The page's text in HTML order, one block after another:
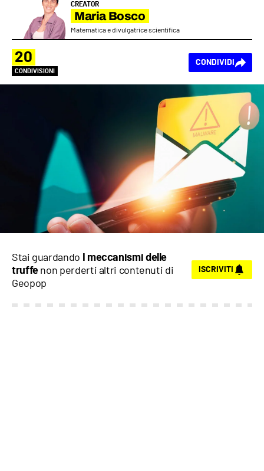
CREATOR
Maria Bosco
Matematica e divulgatrice scientifica
20
CONDIVISIONI
CONDIVIDI
Stai guardando
I meccanismi delle
truffenon perderti altri contenuti di
Geopop
ISCRIVITI